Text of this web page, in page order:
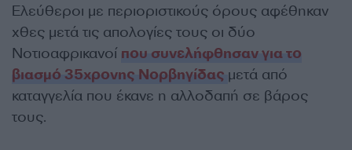
Ελεύθεροι με περιοριστικούς όρους αφέθηκαν
χθες μετά τις απολογίες τους οι δύο
Νοτιοαφρικανοί που συνελήφθησαν για το
βιασμό 35χρονης Νορβηγίδας μετά από
καταγγελία που έκανε η αλλοδαπή σε βάρος
τους.